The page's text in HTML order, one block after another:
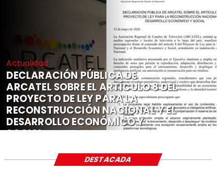
Actualidad
DECLARACIÓN PÚBLICA DE
ARCATEL SOBRE EL ARTÍCULO 8 DEL
PROYECTO DE LEY PARA LA
RECONSTRUCCIÓN NACIONAL Y EL
DESARROLLO ECONÓMICO Y
SOCIAL
DESTACADA